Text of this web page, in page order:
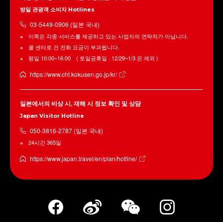
방일 관광객 소비자 Hotlines
03-5449-0906 (일본 국내)
이쪽은 각종 서비스를 제공하고 있는 사업자의 연락처가 아닙니다.
콜 센터로 건 전화 요금이 부과됩니다.
평일 10:00~16:00 ( 토일공휴일 · 12/29~1/3 은 제외 )
https://www.cht.kokusen.go.jp/kr/
일본에서의 비상 시, 재해 시 정보 확인 및 상담
Japan Visitor Hotline
050-3816-2787 (일본 국내)
24시간 365일
https://www.japan.travel/en/plan/hotline/